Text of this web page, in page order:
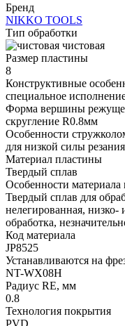
Бренд
NIKKO TOOLS
Тип обработки
чистовая
Размер пластины
8
Конструктивные
специальное
Форма вершины
cкругление R0.8мм
Особенности
для низкой силы резания
Материал пластины
Твердый сплав
Особенности материала
Твердый сплав для
нелегированная, низко-
обработка,
Код материала
JP8525
Устанавливаются на
NT-WX08H
Радиус RE, мм
0.8
Технология покрытия
PVD